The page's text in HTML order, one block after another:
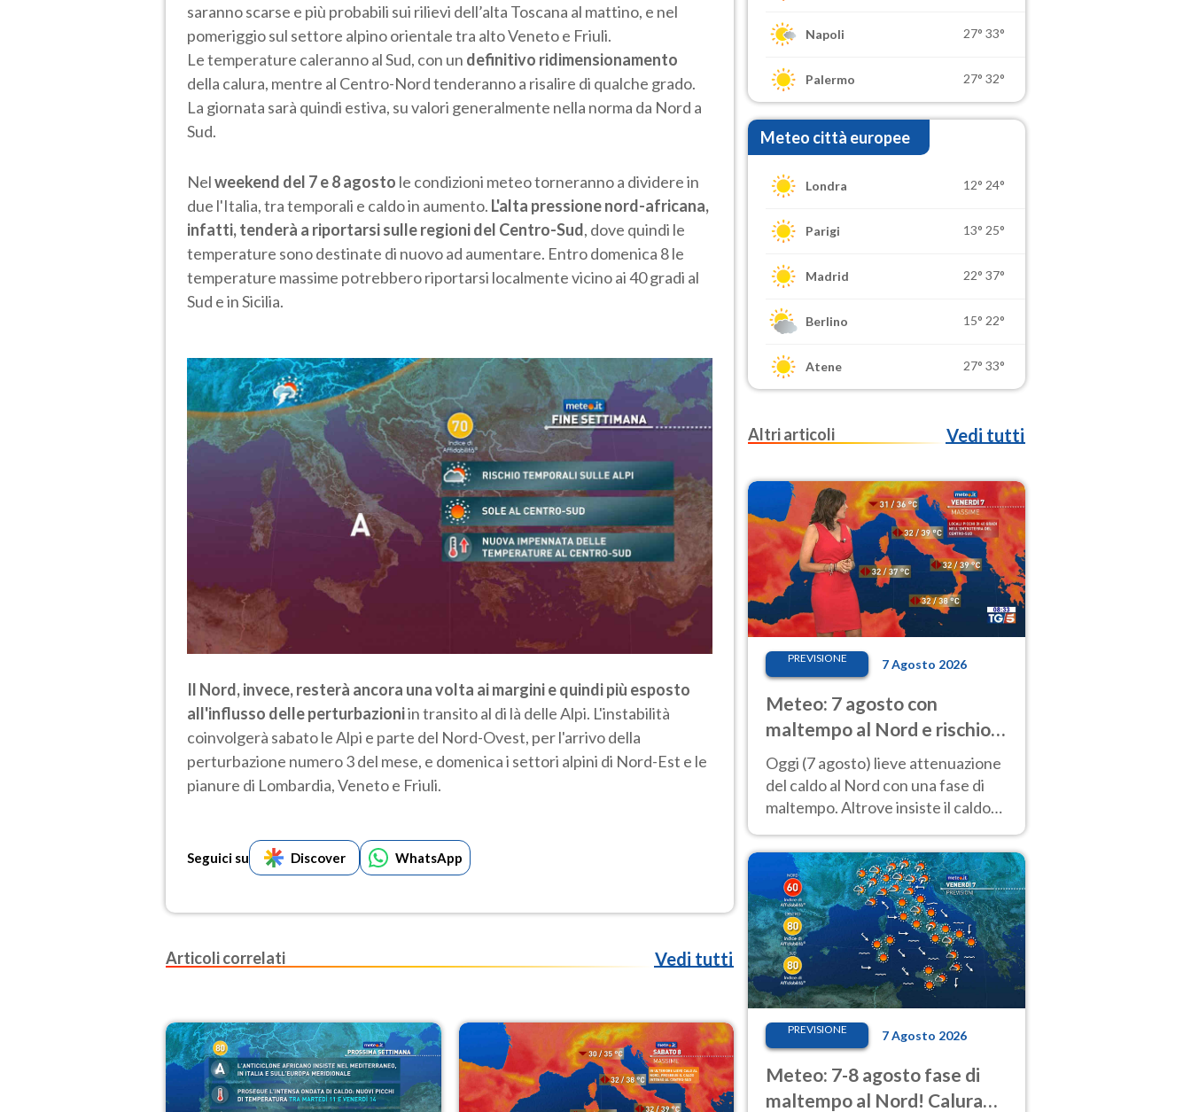
saranno scarse e più probabili sui rilievi dell’alta Toscana al mattino, e nel
pomeriggio sul settore alpino orientale tra alto Veneto e Friuli.
Le temperature caleranno al Sud, con un definitivo ridimensionamento
della calura, mentre al Centro-Nord tenderanno a risalire di qualche grado.
La giornata sarà quindi estiva, su valori generalmente nella norma da Nord a
Sud.
Nelweekend del 7 e 8 agosto le condizioni meteo torneranno a dividere in
due l'Italia, tra temporali e caldo in aumento. L'alta pressione nord-africana,
infatti, tenderà a riportarsi sulle regioni del Centro-Sud, dove quindi le
temperature sono destinate di nuovo ad aumentare. Entro domenica 8 le
temperature massime potrebbero riportarsi localmente vicino ai 40 gradi al
Sud e in Sicilia.
Il Nord, invece, resterà ancora una volta ai margini e quindi più esposto
all'influsso delle perturbazioniin transito al di là delle Alpi. L'instabilità
coinvolgerà sabato le Alpi e parte del Nord-Ovest, per l'arrivo della
perturbazione numero 3 del mese, e domenica i settori alpini di Nord-Est e le
pianure di Lombardia, Veneto e Friuli.
Seguici su Discover WhatsApp
Articoli correlati Vedi tutti
Napoli 27° 33°
Palermo 27° 32°
Meteo città europee
Londra 12° 24°
Parigi 13° 25°
Madrid 22° 37°
Berlino 15° 22°
Atene 27° 33°
Altri articoli Vedi tutti
PREVISIONE 7 Agosto 2026
Meteo: 7 agosto con
maltempo al Nord e rischio
nubifragi. Altrove caldo
estremo
Oggi (7 agosto) lieve attenuazione
del caldo al Nord con una fase di
maltempo. Altrove insiste il caldo
previsioni
PREVISIONE 7 Agosto 2026
Meteo: 7-8 agosto fase di
maltempo al Nord! Calura